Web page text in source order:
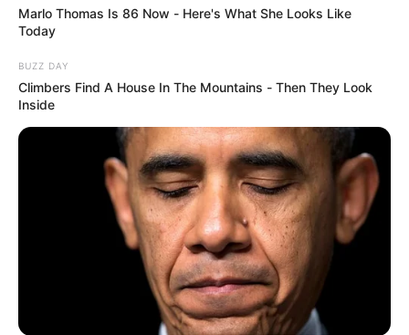
ALERTA BOGOTÁ EN GOOGLE NEWS
TEMAS RELACIONADOS
MANTÉNGASE EN ALERTA
Marlo Thomas Is 86 Now - Here's What She Looks Like
Today
BUZZ DAY
Climbers Find A House In The Mountains - Then They Look
Inside